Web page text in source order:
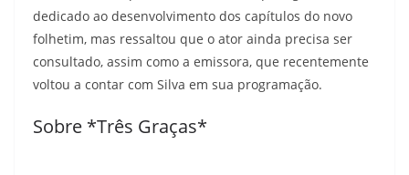
dedicado ao desenvolvimento dos capítulos do novo
folhetim, mas ressaltou que o ator ainda precisa ser
consultado, assim como a emissora, que recentemente
voltou a contar com Silva em sua programação.
Sobre *Três Graças*